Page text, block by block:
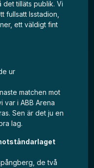
det tilläts publik. Vi
fullsatt Isstadion,
ett väldigt fint
ur
matchen mot
var i ABB Arena
Sen är det ju en
lag.
de två